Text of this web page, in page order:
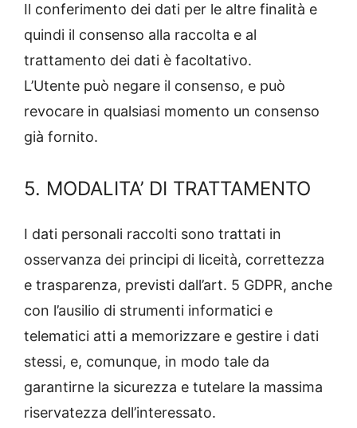
Il conferimento dei dati per le altre finalità e
quindi il consenso alla raccolta e al
trattamento dei dati è facoltativo.
L’Utente può negare il consenso, e può
revocare in qualsiasi momento un consenso
già fornito.
5. MODALITA’ DI TRATTAMENTO
I dati personali raccolti sono trattati in
osservanza dei principi di liceità, correttezza
e trasparenza, previsti dall’art. 5 GDPR, anche
con l’ausilio di strumenti informatici e
telematici atti a memorizzare e gestire i dati
stessi, e, comunque, in modo tale da
garantirne la sicurezza e tutelare la massima
riservatezza dell’interessato.